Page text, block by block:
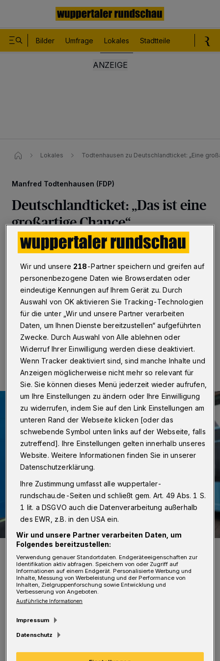
Bilder Umfrage Lokales Stadtteile
Lokales Todtenhausen zu Deutschlandticket: „Eine
Manfred Todtenhausen (FDP)
Deutschlandticket: „Das ist eine
großartige Chance“
Wuppertal / Berlin·Der Wuppertaler FDP-
begrüßt die vom Bundestag beschlossene Einführung
des Deutschlandtickets für den Öffentlichen
Personennahverkehr (ÖPNV). Es wird startet am 1. Mai
als monatlich kündbares Abonnement für 49 Euro und
kann der bundesweit genutzt werden.
17.03.2023 , 09:30 Uhr Eine Minute Lesezeit
Das Deutschlandticket kann bereits jetzt bei den Wuppertaler
Stadtwerken (WSW) vorbestellt worden.
Foto: Christoph Petersen
„Das ist eine großartige Chance, den
Wir und unsere 218-Partner speichern und greifen auf
personenbezogene Daten wie Browserdaten oder
eindeutige Kennungen auf Ihrem Gerät zu. Durch
Auswahl von OK aktivieren Sie Tracking-Technologien
für die unter „Wir und unsere Partner verarbeiten
Daten, um Ihnen Dienste bereitzustellen“ aufgeführten
Zwecke. Durch Auswahl von Alle ablehnen oder
Widerruf Ihrer Einwilligung werden diese deaktiviert.
Wenn Tracker deaktiviert sind, sind manche Inhalte und
Anzeigen möglicherweise nicht mehr so relevant für
Sie. Sie können dieses Menü jederzeit wieder aufrufen,
um Ihre Einstellungen zu ändern oder Ihre Einwilligung
zu widerrufen, indem Sie auf den Link Einstellungen am
unteren Rand der Webseite klicken [oder das
schwebende Symbol unten links auf der Webseite, falls
zutreffend]. Ihre Einstellungen gelten innerhalb unseres
Website. Weitere Informationen finden Sie in unserer
Datenschutzerklärung.
Ihre Zustimmung umfasst alle wuppertaler-
rundschau.de-Seiten und schließt gem. Art. 49 Abs. 1 S.
1 lit. a DSGVO auch die Datenverarbeitung außerhalb
des EWR, z.B. in den USA ein.
Wir und unsere Partner verarbeiten Daten, um
Folgendes bereitzustellen:
Verwendung genauer Standortdaten. Endgeräteeigenschaften zur
Identifikation aktiv abfragen. Speichern von oder Zugriff auf
Informationen auf einem Endgerät. Personalisierte Werbung und
Inhalte, Messung von Werbeleistung und der Performance von
Inhalten, Zielgruppenforschung sowie Entwicklung und
Verbesserung von Angeboten.
Ausführliche Informationen
Impressum
Datenschutz